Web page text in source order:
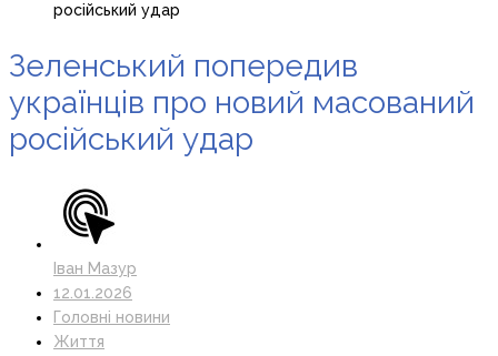
російський удар
Зеленський попередив
українців про новий масований
російський удар
Іван Мазур
12.01.2026
Головні новини
Життя